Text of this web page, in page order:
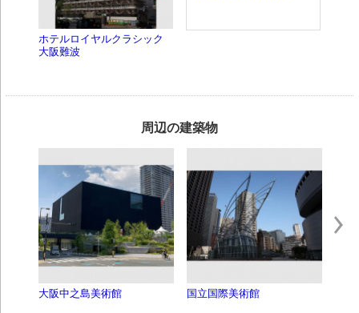
ホテルロイヤルクラシック
大阪難波
周辺の建築物
大阪中之島美術館 国立国際美術館